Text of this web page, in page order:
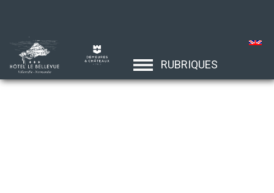
RUBRIQUES